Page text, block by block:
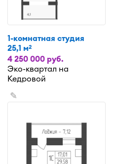
1-комнатная студия
25,1 м2
4 250 000 руб.
Эко-квартал на
Кедровой
✎